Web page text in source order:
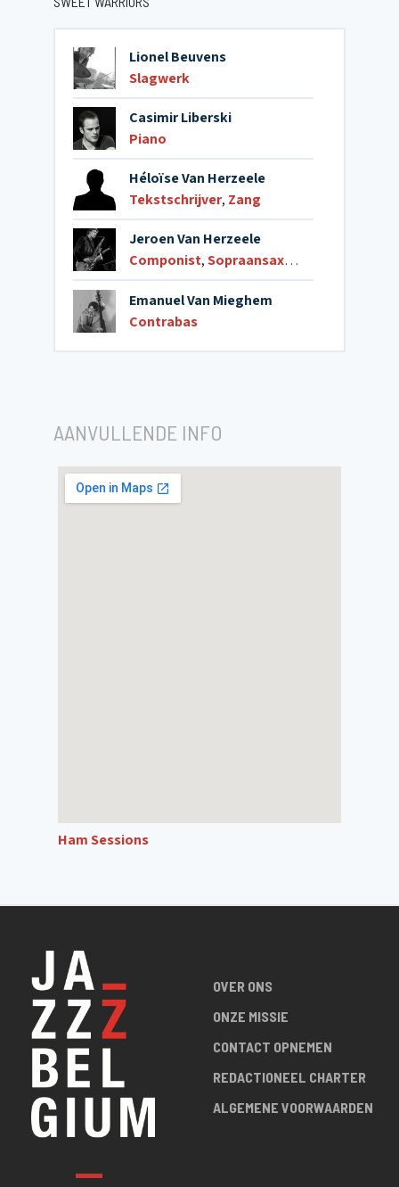
Lionel Beuvens
Slagwerk
Casimir Liberski
Piano
Héloïse Van Herzeele
Tekstschrijver, Zang
Jeroen Van Herzeele
Componist,Sopraansaxofoon
Emanuel Van Mieghem
Contrabas
AANVULLENDE INFO
Ham Sessions
OVER ONS
ONZE MISSIE
CONTACT OPNEMEN
REDACTIONEEL CHARTER
ALGEMENE VOORWAARDEN